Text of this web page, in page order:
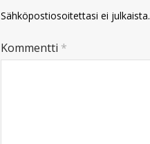
Sähköpostiosoitettasi ei julkaista.
Kommentti *